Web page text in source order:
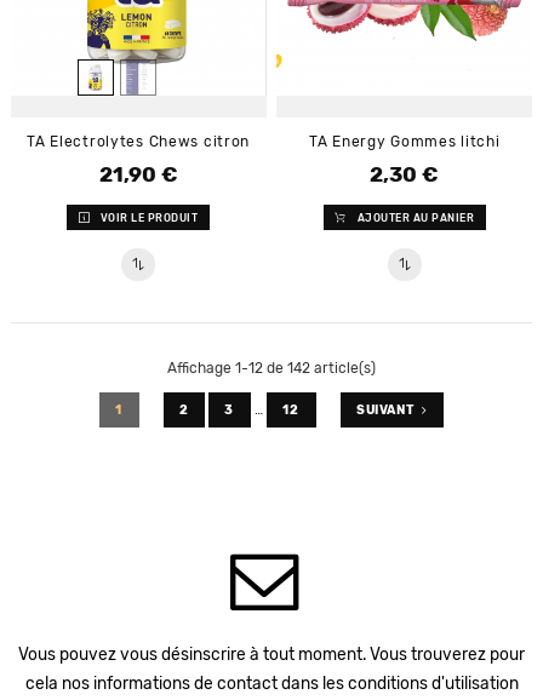
TA Electrolytes Chews citron
Prix
21,90 €
VOIR LE PRODUIT
TA Energy Gommes litchi
Prix
2,30 €
AJOUTER AU PANIER
Affichage 1-12 de 142 article(s)
1 2 3 … 12 SUIVANT
Vous pouvez vous désinscrire à tout moment. Vous trouverez pour
cela nos informations de contact dans les conditions d'utilisation